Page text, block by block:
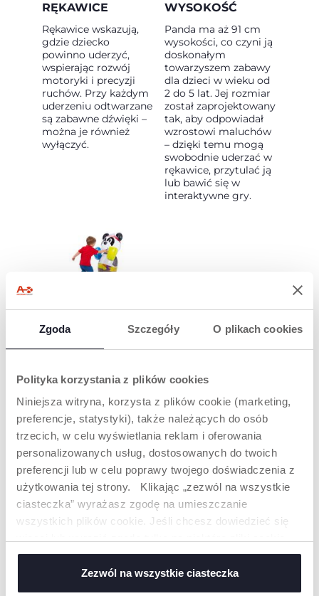
Zgoda Szczegóły O plikach cookies
Polityka korzystania z plików cookies
Niniejsza witryna, korzysta z plików cookie (marketing,
preferencje, statystyki), także należących do osób
trzecich, w celu wyświetlania reklam i oferowania
personalizowanych usług, dostosowanych do twoich
preferencji lub w celu poprawy twojego doświadczenia z
użytkowania tej strony. Klikając „zezwól na wszystkie
ciasteczka” wyrażasz zgodę na umieszczanie
wszystkich plików cookie. Jeśli chcesz dowiedzieć się
kliknij „Ustawienia”. Zamykając ten baner, wyrażasz
zgodę na używanie wyłącznie technicznych plików
cookie, które są niezbędne dla żądanej usługi.
Zezwól na wszystkie ciasteczka
RĘKAWICE
Rękawice wskazują,
gdzie dziecko
powinno uderzyć,
wspierając rozwój
motoryki i precyzji
ruchów. Przy każdym
uderzeniu odtwarzane
są zabawne dźwięki –
można je również
wyłączyć.
WYSOKOŚĆ
Panda ma aż 91 cm
wysokości, co czyni ją
doskonałym
towarzyszem zabawy
dla dzieci w wieku od
2 do 5 lat. Jej rozmiar
został zaprojektowany
tak, aby odpowiadał
wzrostowi maluchów
– dzięki temu mogą
swobodnie uderzać w
rękawice, przytulać ją
lub bawić się w
interaktywne gry.
NIEKOŃCZĄCA SIĘ
ZABAWA
Panda nigdy się nie
wypełnionej wodą
zabawka zawsze wraca
do pozycji wyjściowej
po każdym uderzeniu.
To oznacza, że dziecko
może bawić się bez
przerwy, bez
konieczności
poprawiania pozycji
pandy.
PRODUKTY, KTÓRE MOGĄ CIĘ